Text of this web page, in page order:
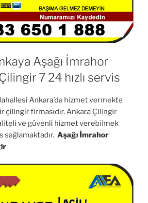
Aşağı İmrahor
7 24 hızlı servis
Ankara’da hizmet vermekte
çilingir firmasıdır. Ankara Çilingir
ve güvenli hizmet verebilmek
sağlamaktadır. Aşağı İmrahor